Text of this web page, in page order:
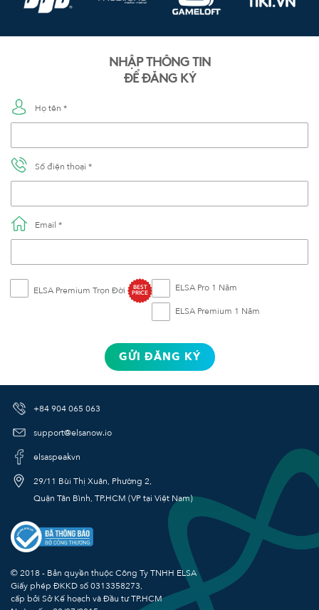
NHẬP THÔNG TIN
ĐỂ ĐĂNG KÝ
Họ tên *
Số điện thoại *
Email *
ELSA Premium Trọn Đời BEST
PRICE ELSA Pro 1 Năm
ELSA Premium 1 Năm
GỬI ĐĂNG KÝ
+84 904 065 063
support@elsanow.io
elsaspeakvn
29/11 Bùi Thị Xuân, Phường 2,
Quận Tân Bình, TP.HCM (VP tại Việt Nam)
© 2018 - Bản quyền thuộc Công Ty TNHH ELSA
Giấy phép ĐKKD số0313358273,
cấp bởi Sở Kế hoạch và Đầu tư TP.HCM